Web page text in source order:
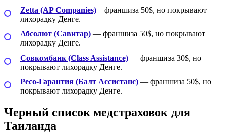
Zetta (AP Companies) – франшиза 50$, но покрывают
лихорадку Денге.
Абсолют (Савитар) — франшиза 50$, но покрывают
лихорадку Денге.
Совкомбанк (Class Assistance) — франшиза 30$, но
покрывают лихорадку Денге.
Ресо-Гарантия (Балт Ассистанс) — франшиза 50$, но
покрывают лихорадку Денге.
Черный список медстраховок для
Таиланда